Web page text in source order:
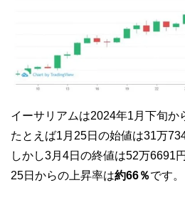
イーサリアムは2024年1月下旬か
たとえば1月25日の始値は31万
しかし3月4日の終値は52万6691
25日からの上昇率は約66％です。